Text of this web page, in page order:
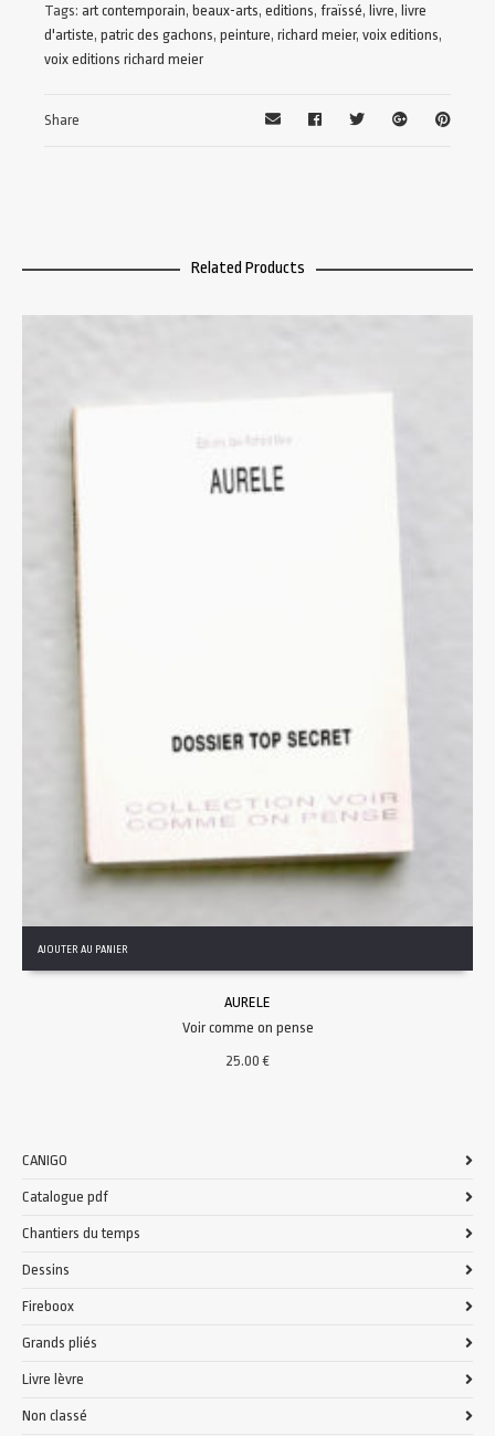
Tags: art contemporain, beaux-arts, editions, fraïssé, livre, livre
d'artiste, patric des gachons, peinture, richard meier, voix editions,
voix editions richard meier
Share
Related Products
AJOUTER AU PANIER
AURELE
Voir comme on pense
25.00€
CANIGO
Catalogue pdf
Chantiers du temps
Dessins
Fireboox
Grands pliés
Livre lèvre
Non classé